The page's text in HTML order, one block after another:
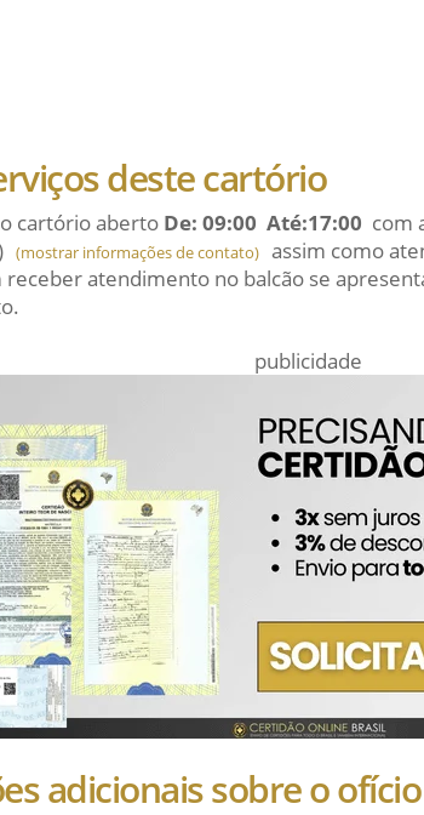
deste cartório
cartório aberto De: 09:00 Até:17:00 com
(mostrar informações de contato) assim como
atendimento no balcão se
publicidade
adicionais sobre o ofício